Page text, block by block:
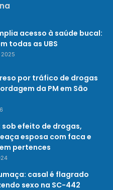
acesso à saúde bucal:
todas as UBS
por tráfico de drogas
da PM em São
sob efeito de drogas,
esposa com faca e
pertences
casal é flagrado
sexo na SC-442